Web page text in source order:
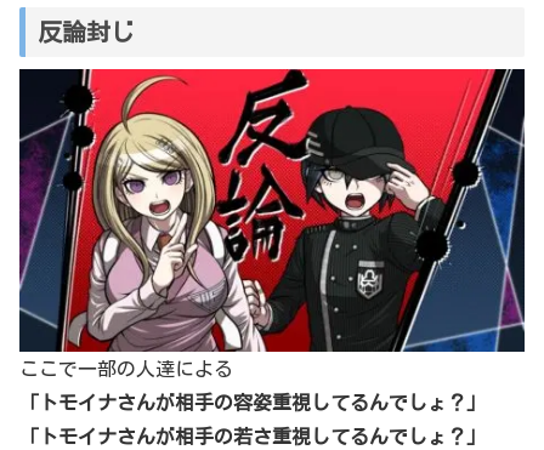
反論封じ
ここで一部の人達による
「トモイナさんが相手の容姿重視してるんでしょ？」
「トモイナさんが相手の若さ重視してるんでしょ？」